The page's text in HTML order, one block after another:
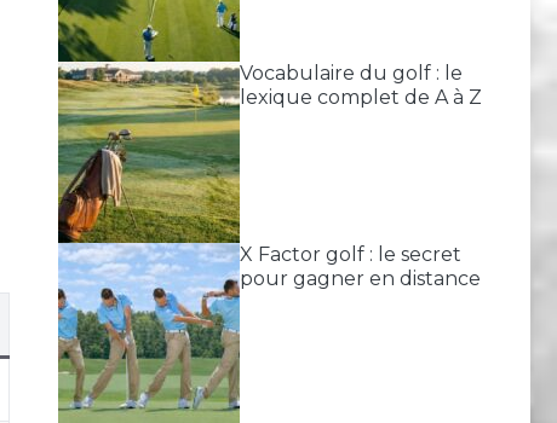
Vocabulaire du golf : le
lexique complet de A à Z
X Factor golf : le secret
pour gagner en distance